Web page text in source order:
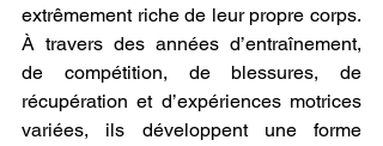
extrêmement riche de leur propre corps.
À travers des années d’entraînement,
de compétition, de blessures, de
récupération et d’expériences motrices
variées, ils développent une forme